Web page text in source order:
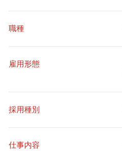
職種
雇用形態
採用種別
仕事内容